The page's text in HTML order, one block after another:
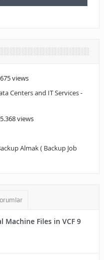
views
Centers and IT Services-
views
Almak ( Backup Job
Files in VCF 9